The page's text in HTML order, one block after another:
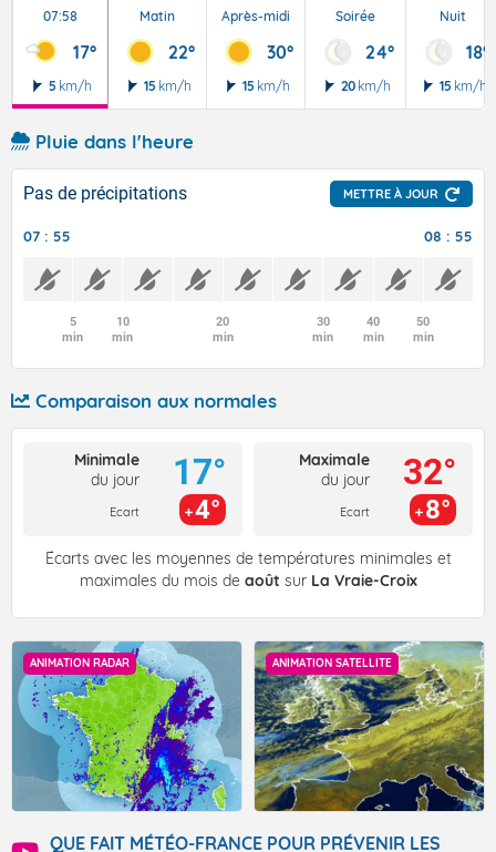
07:58
17°
5 km/h
Matin
22°
15 km/h
Après-midi
30°
15 km/h
Soirée
24°
20 km/h
Nuit
18°
15 km/h
Pluie dans l'heure
Pas de précipitations METTRE À JOUR
07 : 55 08 : 55
5
min
10
min
20
min
30
min
40
min
50
min
Comparaison aux normales
Minimale
du jour
Ecart
17°
4°
Maximale
du jour
Ecart
32°
8°
Écarts avec les moyennes de températures minimales et
maximales du mois de août sur La Vraie-Croix
ANIMATION RADAR ANIMATION SATELLITE
QUE FAIT MÉTÉO-FRANCE POUR PRÉVENIR LES